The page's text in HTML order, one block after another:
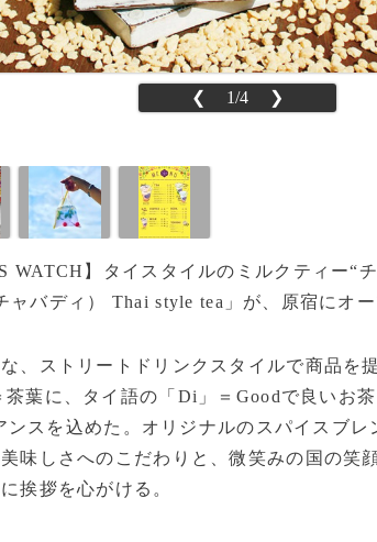
❮ 1/4 ❯
WATCH】タイスタイルのミルクティー“
ャバディ） Thai style tea」が、原宿にオー
、ストリートドリンクスタイルで商品を
茶葉に、タイ語の「Di」＝Goodで良いお
ンスを込めた。オリジナルのスパイスブ
味しさへのこだわりと、微笑みの国の笑
挨拶を心がける。